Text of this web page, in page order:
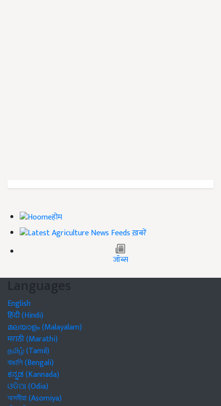
होम
ख़बरें
जॉब्स
Languages
English
हिंदी (Hindi)
മലയാളം (Malayalam)
मराठी (Marathi)
தமிழ் (Tamil)
বাঙালি (Bengali)
ಕನ್ನಡ (Kannada)
ଓଡିଆ (Odia)
অসমীয়া (Asomiya)